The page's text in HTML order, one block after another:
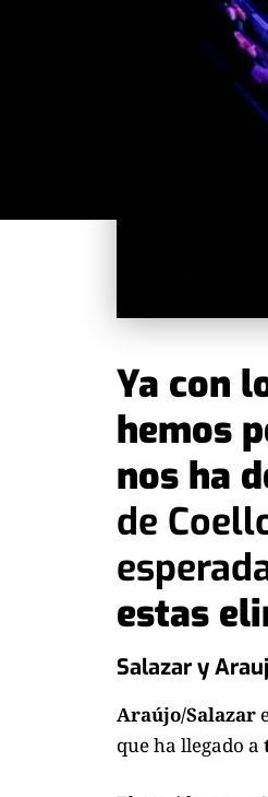
Ya con
hemos
nos ha
de
estas
Salazar y
Araújo/Salazar
que ha llegado a